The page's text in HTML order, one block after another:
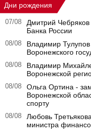
Дни рождения
07/08
Дмитрий
Банка России
08/08
Владимир Тулупов
Воронежского
08/08
Владимир
Воронежской
08/08
Ольга Ортина -
Воронежской
спорту
08/08
Любовь
министра